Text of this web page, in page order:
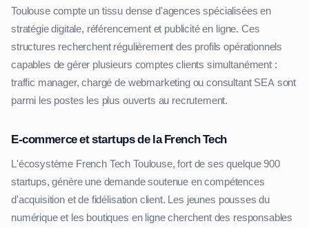
Toulouse compte un tissu dense d'agences spécialisées en
stratégie digitale, référencement et publicité en ligne. Ces
structures recherchent régulièrement des profils opérationnels
capables de gérer plusieurs comptes clients simultanément :
traffic manager, chargé de webmarketing ou consultant SEA sont
parmi les postes les plus ouverts au recrutement.
E-commerce et startups de la French Tech
L'écosystème French Tech Toulouse, fort de ses quelque 900
startups, génère une demande soutenue en compétences
d'acquisition et de fidélisation client. Les jeunes pousses du
numérique et les boutiques en ligne cherchent des responsables